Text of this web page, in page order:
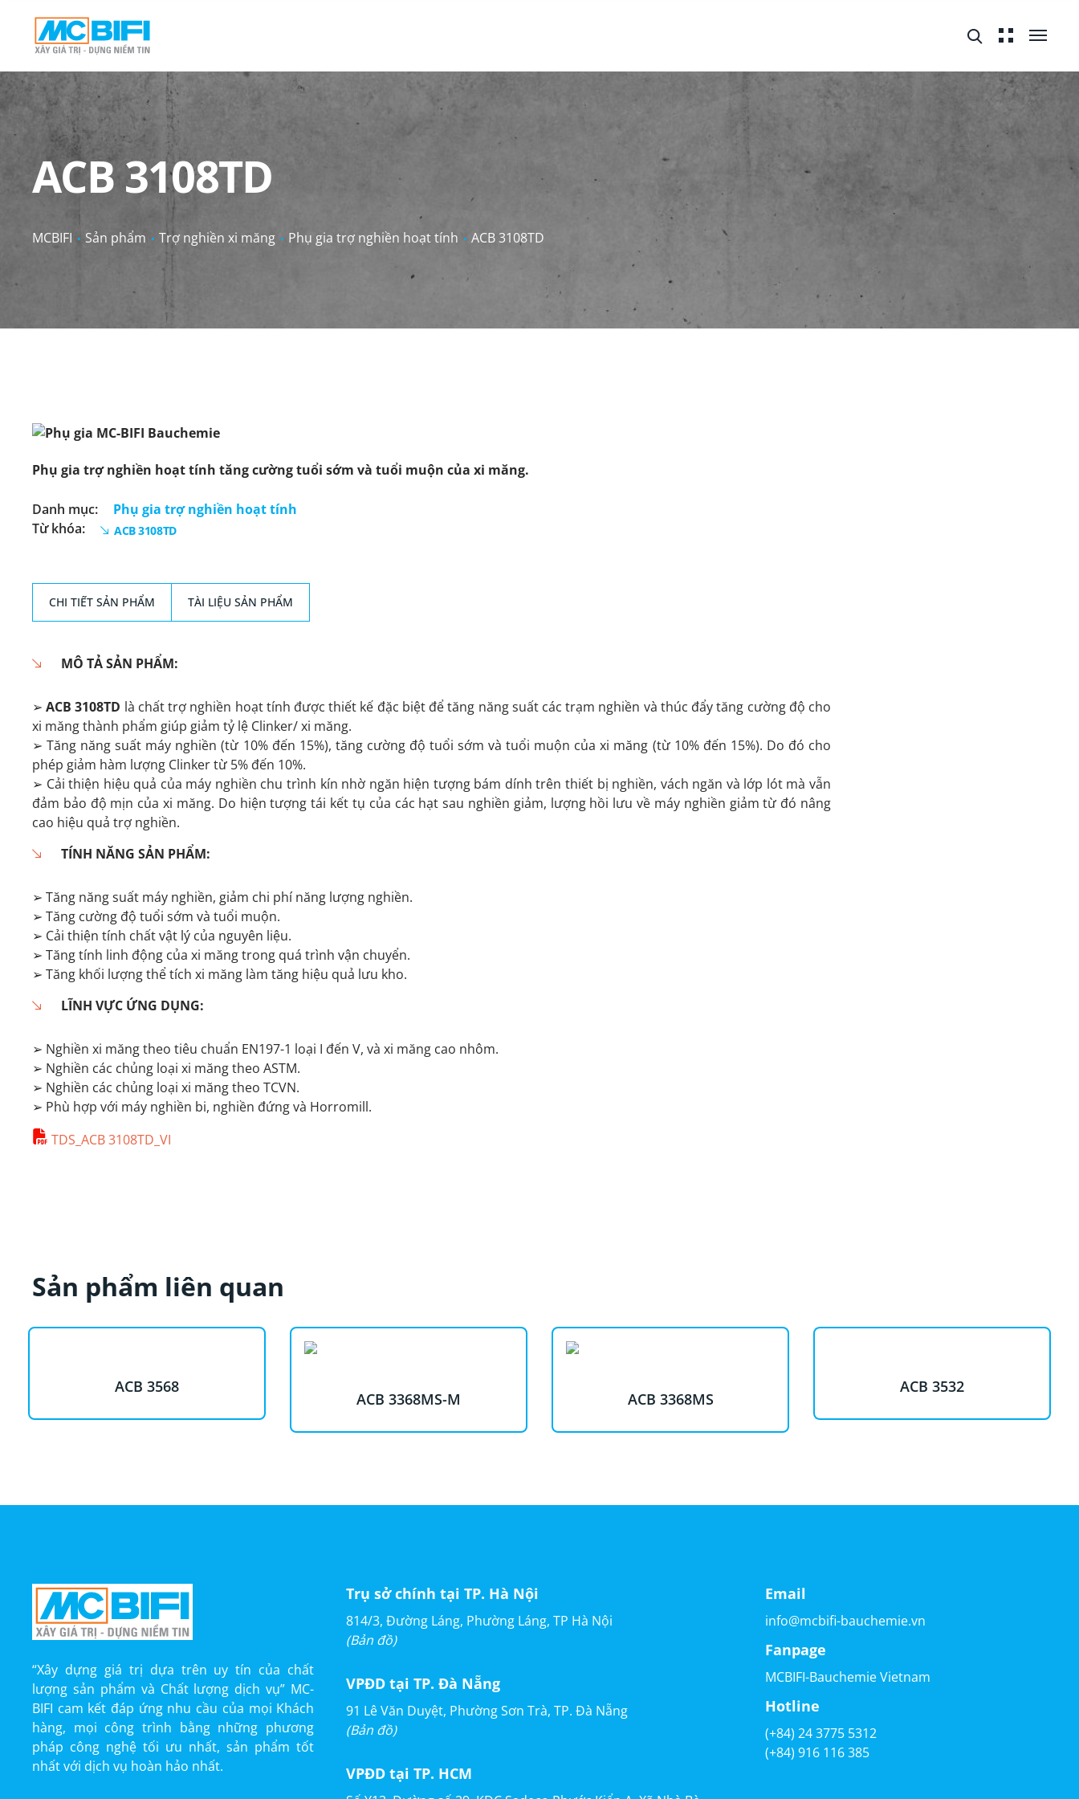
ACB 3108TD
MCBIFI Sản phẩm Trợ nghiền xi măng Phụ gia trợ nghiền hoạt tính ACB 3108TD
Phụ gia trợ nghiền hoạt tính tăng cường tuổi sớm và tuổi muộn của xi măng.
Danh mục:
Phụ gia trợ nghiền hoạt tính
Từ khóa:
ACB 3108TD
CHI TIẾT SẢN PHẨM TÀI LIỆU SẢN PHẨM
MÔ TẢ SẢN PHẨM:
➢ACB 3108TD là chất trợ nghiền hoạt tính được thiết kế đặc biệt để tăng năng suất các trạm nghiền và thúc đẩy tăng cường độ cho
xi măng thành phẩm giúp giảm tỷ lệ Clinker/ xi măng.
➢Tăng năng suất máy nghiền (từ 10% đến 15%), tăng cường độ tuổi sớm và tuổi muộn của xi măng (từ 10% đến 15%). Do đó cho
phép giảm hàm lượng Clinker từ 5% đến 10%.
➢ Cải thiện hiệu quả của máy nghiền chu trình kín nhờ ngăn hiện tượng bám dính trên thiết bị nghiền, vách ngăn và lớp lót mà vẫn
đảm bảo độ mịn của xi măng. Do hiện tượng tái kết tụ của các hạt sau nghiền giảm, lượng hồi lưu về máy nghiền giảm từ đó nâng
cao hiệu quả trợ nghiền.
TÍNH NĂNG SẢN PHẨM:
➢ Tăng năng suất máy nghiền, giảm chi phí năng lượng nghiền.
➢ Tăng cường độ tuổi sớm và tuổi muộn.
➢ Cải thiện tính chất vật lý của nguyên liệu.
➢ Tăng tính linh động của xi măng trong quá trình vận chuyển.
➢ Tăng khối lượng thể tích xi măng làm tăng hiệu quả lưu kho.
LĨNH VỰC ỨNG DỤNG:
➢ Nghiền xi măng theo tiêu chuẩn EN197-1 loại I đến V, và xi măng cao nhôm.
➢ Nghiền các chủng loại xi măng theo ASTM.
➢ Nghiền các chủng loại xi măng theo TCVN.
➢ Phù hợp với máy nghiền bi, nghiền đứng và Horromill.
TDS_ACB 3108TD_VI
Sản phẩm liên quan
ACB 3568
ACB 3368MS-M ACB 3368MS
ACB 3532
“Xây dựng giá trị dựa trên uy tín của chất
lượng sản phẩm và Chất lượng dịch vụ” MC-
BIFI cam kết đáp ứng nhu cầu của mọi Khách
hàng, mọi công trình bằng những phương
pháp công nghệ tối ưu nhất, sản phẩm tốt
nhất với dịch vụ hoàn hảo nhất.
Trụ sở chính tại TP. Hà Nội
814/3, Đường Láng, Phường Láng, TP Hà Nội
(Bản đồ)
VPĐD tại TP. Đà Nẵng
91 Lê Văn Duyệt, Phường Sơn Trà, TP. Đà Nẵng
(Bản đồ)
VPĐD tại TP. HCM
Email
info@mcbifi-bauchemie.vn
Fanpage
MCBIFI-Bauchemie Vietnam
Hotline
(+84) 24 3775 5312
(+84) 916 116 385